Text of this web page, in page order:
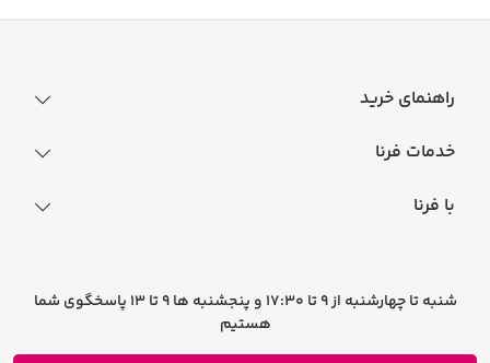
راهنمای خرید
راهنمای خرید اقساطی
خدمات فرنا
شرایط و قوانین
با فرنا
فرصت های شغلی
پیشنهادات و انتقادات
شنبه تا چهارشنبه از 9 تا 17:30 و پنجشنبه ها 9 تا 13 پاسخگوی شما
هستیم